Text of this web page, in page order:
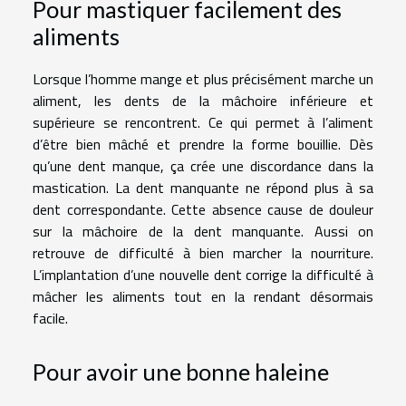
Pour mastiquer facilement des
aliments
Lorsque l’homme mange et plus précisément marche un
aliment, les dents de la mâchoire inférieure et
supérieure se rencontrent. Ce qui permet à l’aliment
d’être bien mâché et prendre la forme bouillie. Dès
qu’une dent manque, ça crée une discordance dans la
mastication. La dent manquante ne répond plus à sa
dent correspondante. Cette absence cause de douleur
sur la mâchoire de la dent manquante. Aussi on
retrouve de difficulté à bien marcher la nourriture.
L’implantation d’une nouvelle dent corrige la difficulté à
mâcher les aliments tout en la rendant désormais
facile.
Pour avoir une bonne haleine